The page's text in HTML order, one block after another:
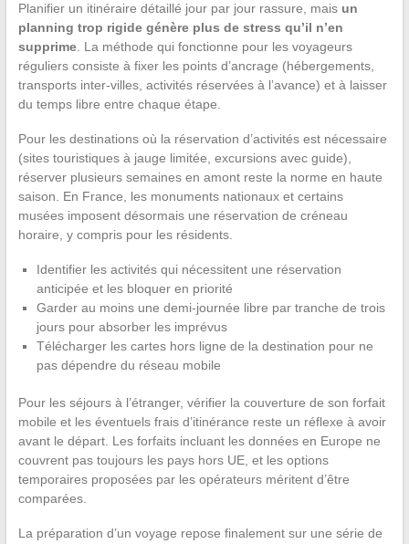
Planifier un itinéraire détaillé jour par jour rassure, mais un
planning trop rigide génère plus de stress qu’il n’en
supprime. La méthode qui fonctionne pour les voyageurs
réguliers consiste à fixer les points d’ancrage (hébergements,
transports inter-villes, activités réservées à l’avance) et à laisser
du temps libre entre chaque étape.
Pour les destinations où la réservation d’activités est nécessaire
(sites touristiques à jauge limitée, excursions avec guide),
réserver plusieurs semaines en amont reste la norme en haute
saison. En France, les monuments nationaux et certains
musées imposent désormais une réservation de créneau
horaire, y compris pour les résidents.
Identifier les activités qui nécessitent une réservation
anticipée et les bloquer en priorité
Garder au moins une demi-journée libre par tranche de trois
jours pour absorber les imprévus
Télécharger les cartes hors ligne de la destination pour ne
pas dépendre du réseau mobile
Pour les séjours à l’étranger, vérifier la couverture de son forfait
mobile et les éventuels frais d’itinérance reste un réflexe à avoir
avant le départ. Les forfaits incluant les données en Europe ne
couvrent pas toujours les pays hors UE, et les options
temporaires proposées par les opérateurs méritent d’être
comparées.
La préparation d’un voyage repose finalement sur une série de